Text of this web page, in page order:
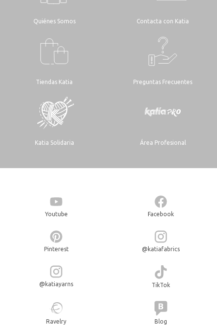
Quiénes Somos Contacta con Katia
Tiendas Katia Preguntas Frecuentes
Katia Solidaria Área Profesional
Youtube Facebook
Pinterest @katiafabrics
@katiayarns TikTok
Ravelry Blog